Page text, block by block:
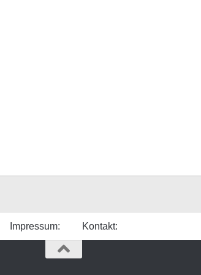
Impressum: Kontakt: